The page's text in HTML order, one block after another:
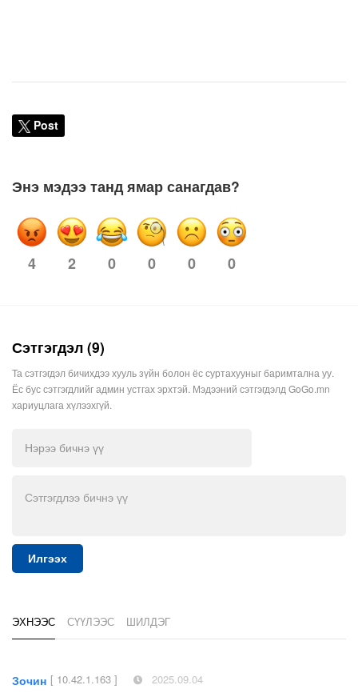
Post
Энэ мэдээ танд ямар санагдав?
4 2 0 0 0 0
Сэтгэгдэл (9)
Та сэтгэгдэл бичихдээ хууль зүйн болон ёс суртахууныг баримтална уу.
Ёс бус сэтгэгдлийг админ устгах эрхтэй. Мэдээний сэтгэгдэлд GoGo.mn
хариуцлага хүлээхгүй.
Илгээх
ЭХНЭЭС СҮҮЛЭЭС ШИЛДЭГ
Зочин [ 10.42.1.163 ] 2025.09.04